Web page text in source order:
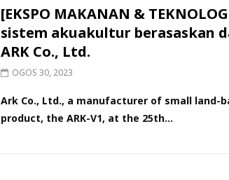
[EKSPO MAKANAN &
sistem akuakultur berasaskan
ARK Co., Ltd.
OGOS 30, 2023
Ark Co., Ltd., a manufacturer of small land-
product, the ARK-V1, at the 25th...